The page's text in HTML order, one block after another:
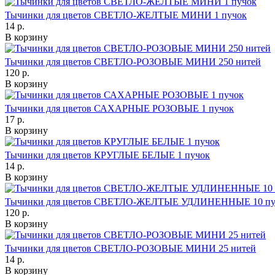
Тычинки для цветов СВЕТЛО-ЖЕЛТЫЕ МИНИ 1 пучок
14 р.
В корзину
Тычинки для цветов СВЕТЛО-РОЗОВЫЕ МИНИ 250 нитей
120 р.
В корзину
Тычинки для цветов САХАРНЫЕ РОЗОВЫЕ 1 пучок
17 р.
В корзину
Тычинки для цветов КРУГЛЫЕ БЕЛЫЕ 1 пучок
14 р.
В корзину
Тычинки для цветов СВЕТЛО-ЖЕЛТЫЕ УДЛИНЕННЫЕ 10
120 р.
В корзину
Тычинки для цветов СВЕТЛО-РОЗОВЫЕ МИНИ 25 нитей
14 р.
В корзину